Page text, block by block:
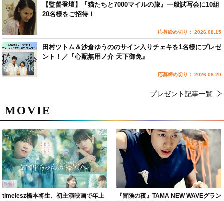
MOVIE
timelesz橋本将生、初主演映画で年上
『冒険の夜』TAMA NEW WAVEグラン
【監督登壇】『猫たちと7000マイルの旅』一般試写会に10組
20名様をご招待！
応募締め切り： 2026.08.15
田村ツトム＆沙倉ゆうののサイン入りチェキを1名様にプレゼ
ント！／『心配無用ノ介 天下御免』
応募締め切り： 2026.08.20
プレゼント記事一覧